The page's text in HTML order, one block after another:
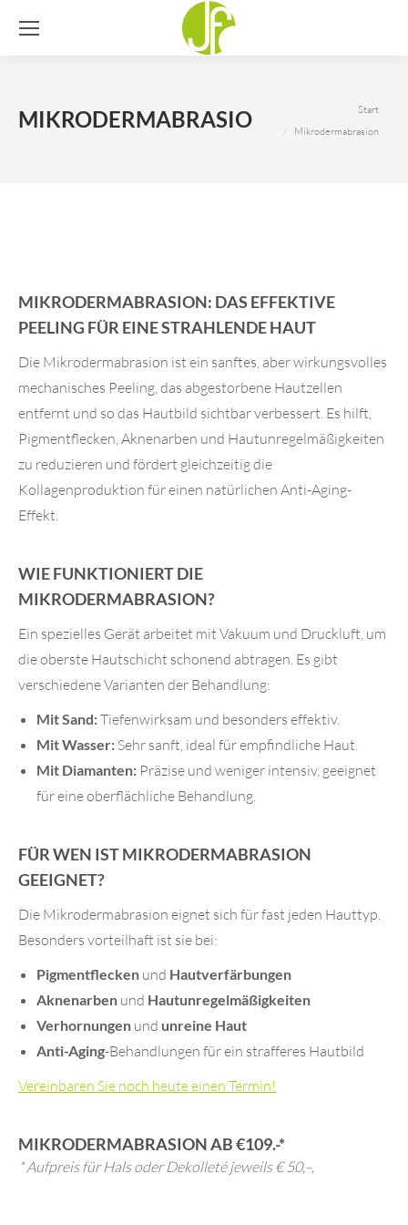
MIKRODERMABRASION Sie befinden sich hier:
Start
Mikrodermabrasion
MIKRODERMABRASION: DAS EFFEKTIVE
PEELING FÜR EINE STRAHLENDE HAUT
Die Mikrodermabrasion ist ein sanftes, aber wirkungsvolles
mechanisches Peeling, das abgestorbene Hautzellen
entfernt und so das Hautbild sichtbar verbessert. Es hilft,
Pigmentflecken, Aknenarben und Hautunregelmäßigkeiten
zu reduzieren und fördert gleichzeitig die
Kollagenproduktion für einen natürlichen Anti-Aging-
Effekt.
WIE FUNKTIONIERT DIE
MIKRODERMABRASION?
Ein spezielles Gerät arbeitet mit Vakuum und Druckluft, um
die oberste Hautschicht schonend abtragen. Es gibt
verschiedene Varianten der Behandlung:
Mit Sand:Tiefenwirksam und besonders effektiv.
Mit Wasser: Sehr sanft, ideal für empfindliche Haut.
Mit Diamanten: Präzise und weniger intensiv, geeignet
für eine oberflächliche Behandlung.
FÜR WEN IST MIKRODERMABRASION
GEEIGNET?
Die Mikrodermabrasion eignet sich für fast jeden Hauttyp.
Besonders vorteilhaft ist sie bei:
Pigmentflecken und Hautverfärbungen
Aknenarben und Hautunregelmäßigkeiten
Verhornungen und unreine Haut
Anti-Aging-Behandlungen für ein strafferes Hautbild
Vereinbaren Sie noch heute einen Termin!
MIKRODERMABRASION AB €109.-*
* Aufpreis für Hals oder Dekolleté jeweils € 50,–,